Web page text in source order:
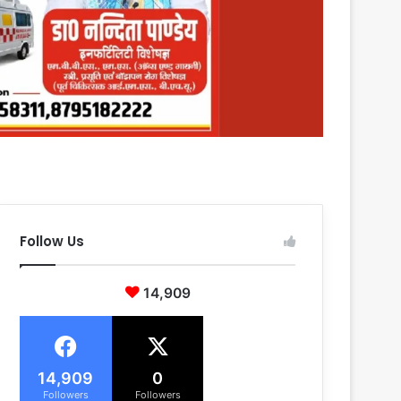
Follow Us
14,909
14,909
Followers
0
Followers